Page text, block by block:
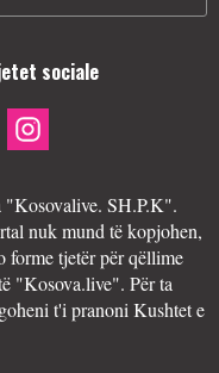
sociale
"Kosovalive. SH.P.K".
nuk mund të kopjohen,
forme tjetër për qëllime
"Kosova.live". Për ta
t'i pranoni Kushtet e